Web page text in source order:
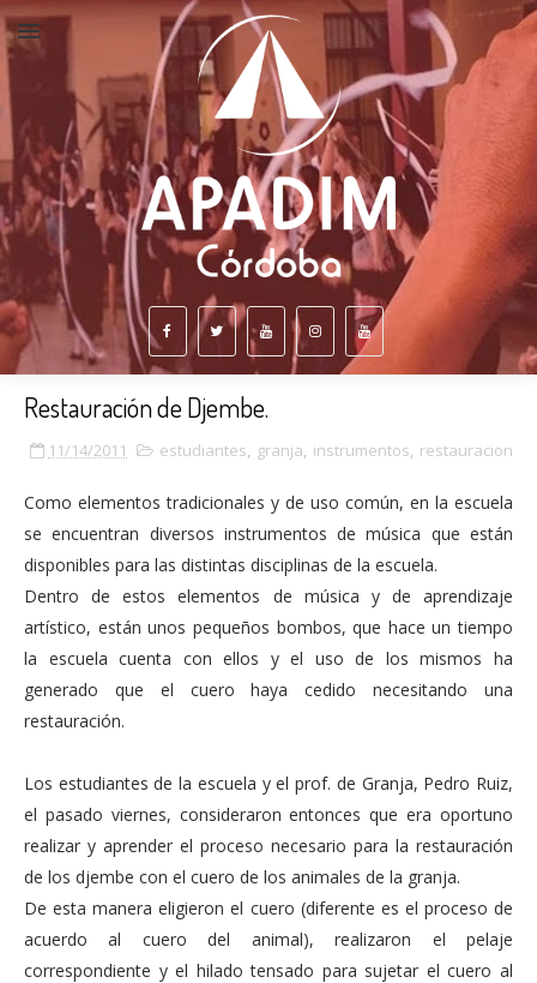
Restauración de Djembe.
11/14/2011 estudiantes, granja, instrumentos, restauracion
Como elementos tradicionales y de uso común, en la escuela
se encuentran diversos instrumentos de música que están
disponibles para las distintas disciplinas de la escuela.
Dentro de estos elementos de música y de aprendizaje
artístico, están unos pequeños bombos, que hace un tiempo
la escuela cuenta con ellos y el uso de los mismos ha
generado que el cuero haya cedido necesitando una
restauración.
Los estudiantes de la escuela y el prof. de Granja, Pedro Ruiz,
el pasado viernes, consideraron entonces que era oportuno
realizar y aprender el proceso necesario para la restauración
de los djembe con el cuero de los animales de la granja.
De esta manera eligieron el cuero (diferente es el proceso de
acuerdo al cuero del animal), realizaron el pelaje
correspondiente y el hilado tensado para sujetar el cuero al